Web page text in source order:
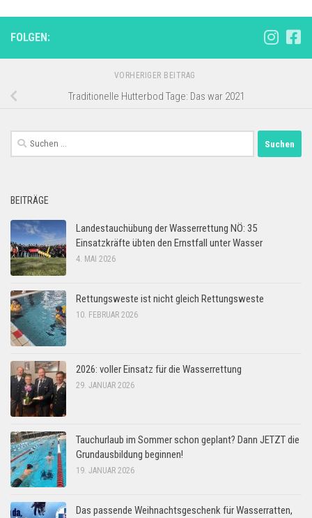
FOLGEN:
VORHERIGER BEITRAG
Traditionelle Hutterbod Tage: Das war 2021
Suchen
nach:
BEITRÄGE
Landestauchübung der Wasserrettung NÖ: 35
Einsatzkräfte übten den Ernstfall unter Wasser
4. MAI 2026
Rettungsweste ist nicht gleich Rettungsweste
10. FEBRUAR 2026
2026: voller Einsatz für die Wasserrettung
29. JANUAR 2026
Tauchurlaub im Sommer schon geplant? Dann JETZT die
Grundausbildung beginnen!
19. JANUAR 2026
Das passende Weihnachtsgeschenk für Wasserratten,